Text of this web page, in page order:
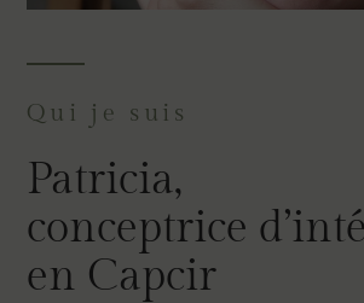
Qui je suis
Patricia,
conceptrice
en Capcir